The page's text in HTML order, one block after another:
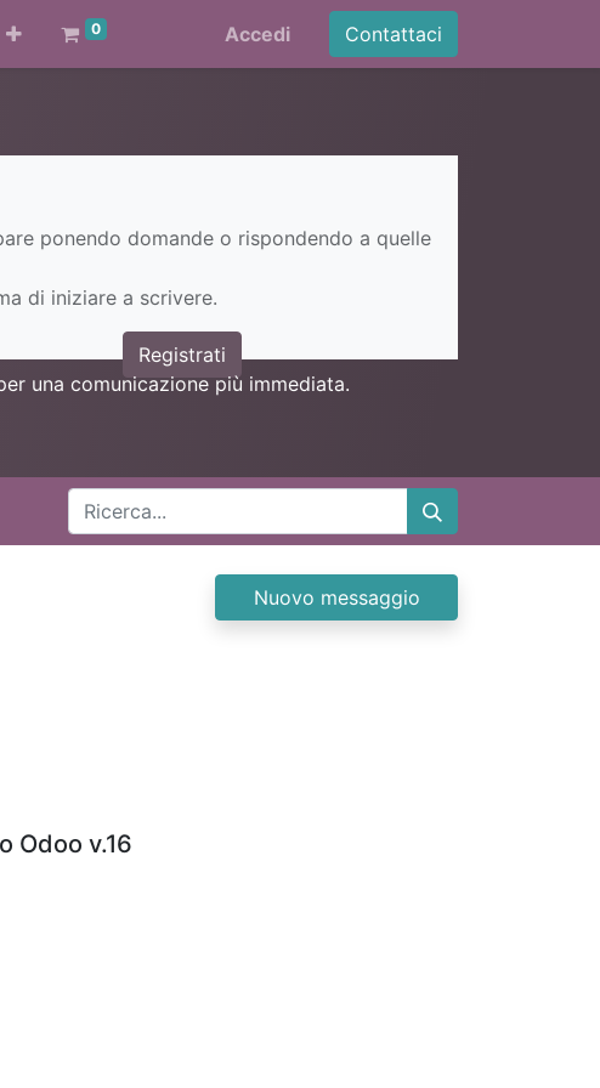
0 Accedi Contattaci
ponendo domande o rispondendo a quelle
di iniziare a scrivere.
Registrati
una comunicazione più immediata.
Nuovo messaggio
Odoo v.16